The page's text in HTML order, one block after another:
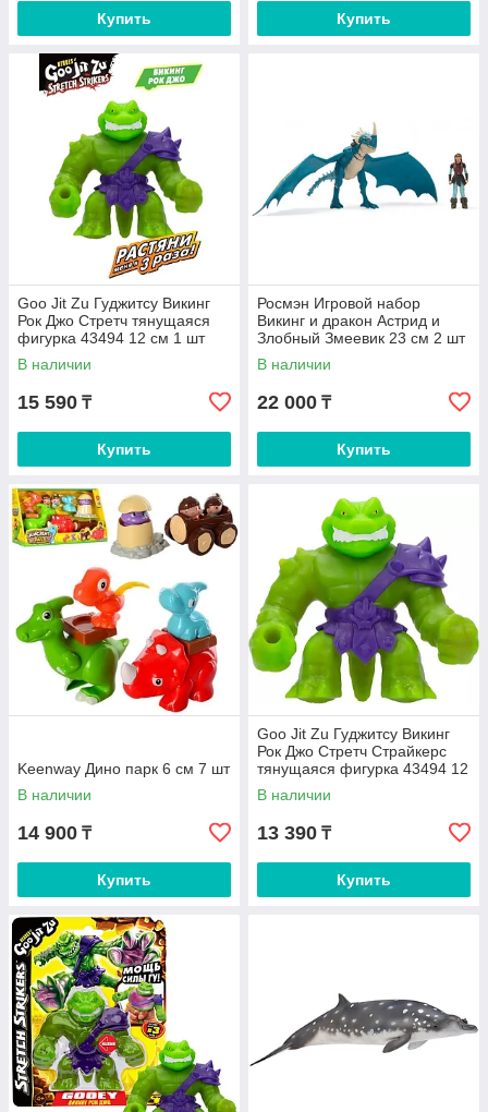
Купить Купить
Goo Jit Zu Гуджитсу Викинг
Рок Джо Стретч тянущаяся
фигурка 43494 12 см 1 шт
В наличии
15 590 ₸
Купить
Росмэн Игровой набор
Викинг и дракон Астрид и
Злобный Змеевик 23 см 2 шт
В наличии
22 000 ₸
Купить
Keenway Дино парк 6 см 7 шт
В наличии
14 900 ₸
Купить
Goo Jit Zu Гуджитсу Викинг
Рок Джо Стретч Страйкерс
тянущаяся фигурка 43494 12
см 1 шт
В наличии
13 390 ₸
Купить